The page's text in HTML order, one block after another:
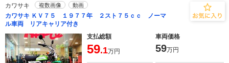
カワサキ 複数画像 動画
カワサキ ＫＶ７５ １９７７年 ２スト７５ｃｃ ノーマ
ル車両 リアキャリア付き
支払総額
車両価格
59.1万円 59万円